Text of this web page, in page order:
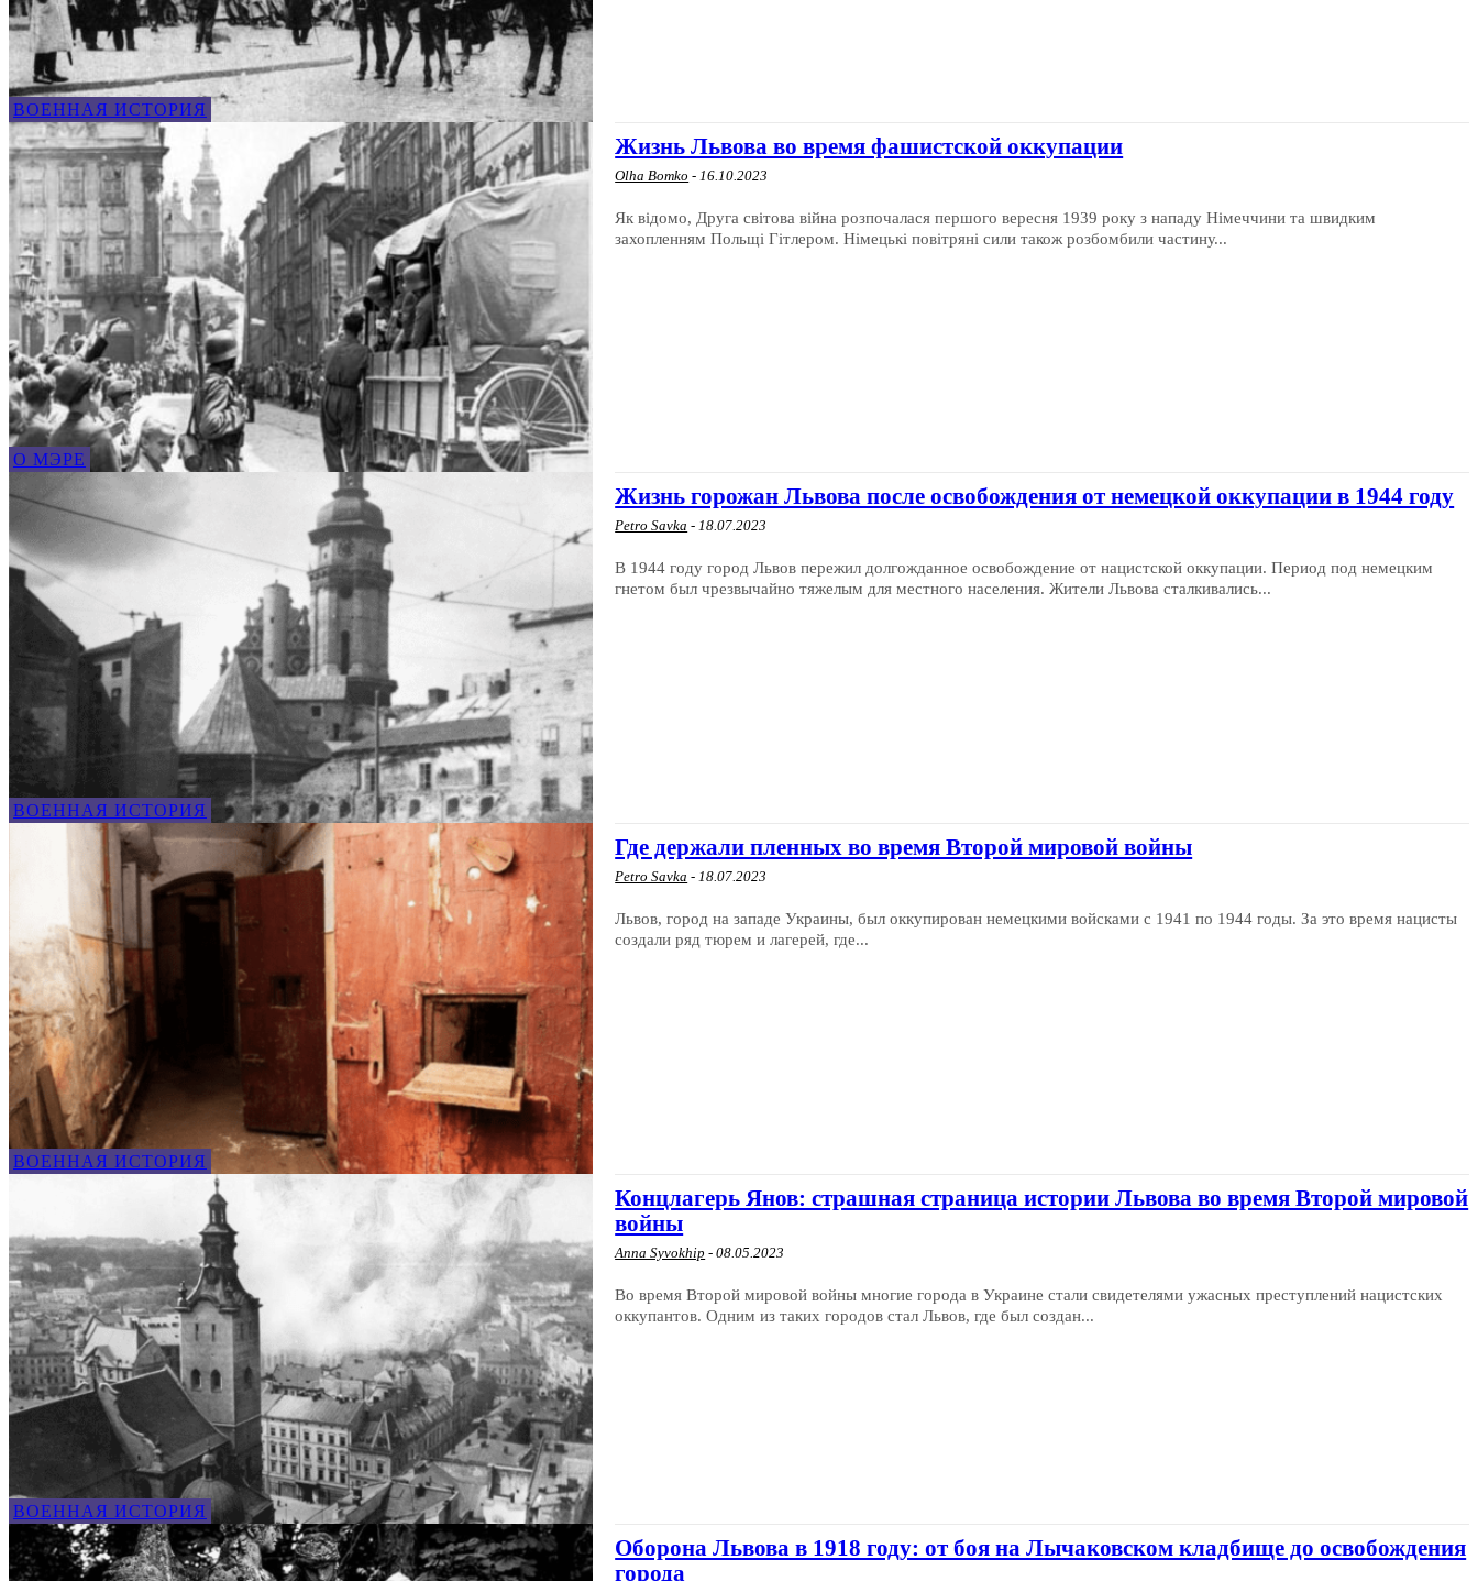
ВОЕННАЯ ИСТОРИЯ
О МЭРЕ
Жизнь Львова во время фашистской оккупации
Olha Bomko - 16.10.2023
Як відомо, Друга світова війна розпочалася першого вересня 1939 року з нападу Німеччини та швидким
захопленням Польщі Гітлером. Німецькі повітряні сили також розбомбили частину...
ВОЕННАЯ ИСТОРИЯ
Жизнь горожан Львова после освобождения от немецкой оккупации в 1944 году
Petro Savka - 18.07.2023
В 1944 году город Львов пережил долгожданное освобождение от нацистской оккупации. Период под немецким
гнетом был чрезвычайно тяжелым для местного населения. Жители Львова сталкивались...
ВОЕННАЯ ИСТОРИЯ
Где держали пленных во время Второй мировой войны
Petro Savka - 18.07.2023
Львов, город на западе Украины, был оккупирован немецкими войсками с 1941 по 1944 годы. За это время нацисты
создали ряд тюрем и лагерей, где...
ВОЕННАЯ ИСТОРИЯ
Концлагерь Янов: страшная страница истории Львова во время Второй мировой
войны
Anna Syvokhip - 08.05.2023
Во время Второй мировой войны многие города в Украине стали свидетелями ужасных преступлений нацистских
оккупантов. Одним из таких городов стал Львов, где был создан...
Оборона Львова в 1918 году: от боя на Лычаковском кладбище до освобождения
города